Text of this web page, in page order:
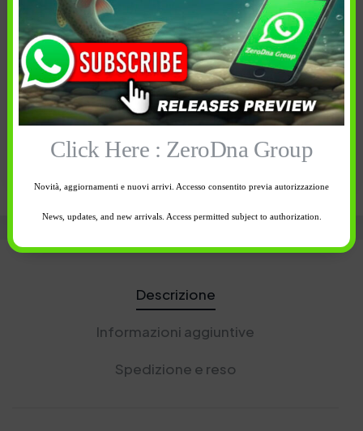
Esaurito
Avvisami quando
1 disponibili
- +
Aggiungi al
Descrizione
Informazioni aggiuntive
Spedizione e reso
Click Here : ZeroDna Group
Novità, aggiornamenti e nuovi arrivi. Accesso consentito previa autorizzazione
News, updates, and new arrivals. Access permitted subject to authorization.